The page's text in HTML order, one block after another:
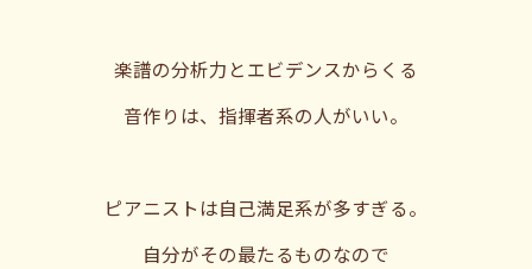
楽譜の分析力とエビデンスからくる
音作りは、指揮者系の人がいい。
ピアニストは自己満足系が多すぎる。
自分がその最たるものなので